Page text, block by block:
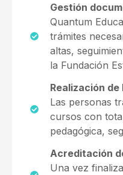
Gestión
Quantum
trámites
altas,
la Fundación
Realización
Las personas
cursos con
pedagógica,
Acreditación
Una vez